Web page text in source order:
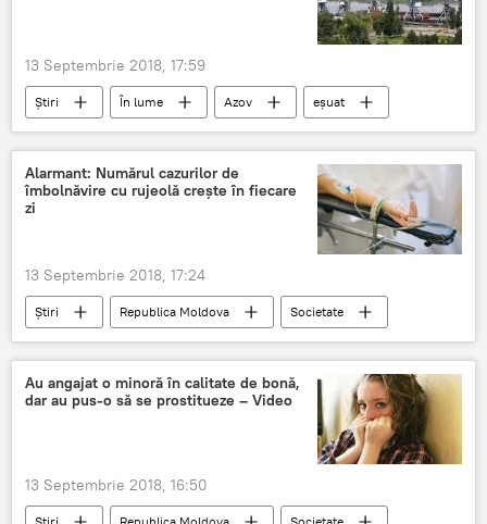
13 Septembrie 2018, 17:59
Știri În lume Azov
eșuat
cargo
pavilion moldovenesc
Alarmant: Numărul cazurilor de
îmbolnăvire cu rujeolă crește în fiecare
zi
13 Septembrie 2018, 17:24
Știri Republica Moldova
Societate
Moldova
cazuri
noi
rujeolă
imbolnavire
Au angajat o minoră în calitate de bonă,
dar au pus-o să se prostitueze – Video
13 Septembrie 2018, 16:50